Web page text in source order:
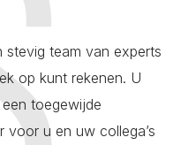
stevig team van experts
op kunt rekenen. U
toegewijde
u en uw collega’s